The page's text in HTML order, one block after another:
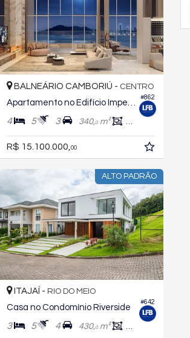
#862
BALNEÁRIO CAMBORIÚ - CENTRO
4 5 3 340,0m² 228,
R$ 15.100.000, 00
ALTO PADRÃO
#642
ITAJAÍ - RIO DO MEIO
Casa no Condomínio Riverside
3 5 4 430,0m² 355,